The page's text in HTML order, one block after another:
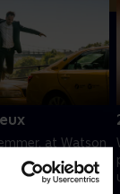
at Watson
spekulerer på,
med hendes